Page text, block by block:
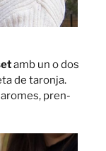
amb un o dos
de taronja.
pren-